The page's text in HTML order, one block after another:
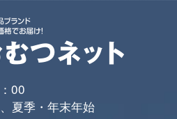
00
夏季・年末年始